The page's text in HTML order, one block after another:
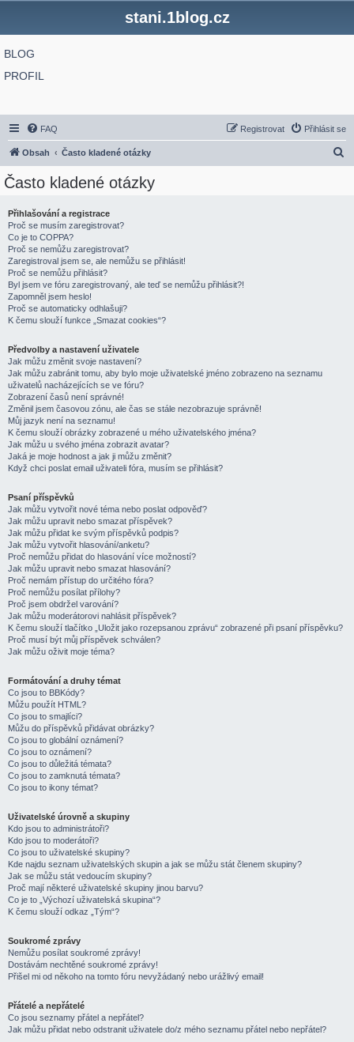
stani.1blog.cz
BLOG
PROFIL
FAQ Přihlásit se
Registrovat
Obsah Často kladené otázky
Často kladené otázky
Přihlašování a registrace
Proč se musím zaregistrovat?
Co je to COPPA?
Proč se nemůžu zaregistrovat?
Zaregistroval jsem se, ale nemůžu se přihlásit!
Proč se nemůžu přihlásit?
Byl jsem ve fóru zaregistrovaný, ale teď se nemůžu přihlásit?!
Zapomněl jsem heslo!
Proč se automaticky odhlašuji?
K čemu slouží funkce „Smazat cookies“?
Předvolby a nastavení uživatele
Jak můžu změnit svoje nastavení?
Jak můžu zabránit tomu, aby bylo moje uživatelské jméno zobrazeno na seznamu
uživatelů nacházejících se ve fóru?
Zobrazení časů není správné!
Změnil jsem časovou zónu, ale čas se stále nezobrazuje správně!
Můj jazyk není na seznamu!
K čemu slouží obrázky zobrazené u mého uživatelského jména?
Jak můžu u svého jména zobrazit avatar?
Jaká je moje hodnost a jak ji můžu změnit?
Když chci poslat email uživateli fóra, musím se přihlásit?
Psaní příspěvků
Jak můžu vytvořit nové téma nebo poslat odpověď?
Jak můžu upravit nebo smazat příspěvek?
Jak můžu přidat ke svým příspěvků podpis?
Jak můžu vytvořit hlasování/anketu?
Proč nemůžu přidat do hlasování více možností?
Jak můžu upravit nebo smazat hlasování?
Proč nemám přístup do určitého fóra?
Proč nemůžu posílat přílohy?
Proč jsem obdržel varování?
Jak můžu moderátorovi nahlásit příspěvek?
K čemu slouží tlačítko „Uložit jako rozepsanou zprávu“ zobrazené při psaní příspěvku?
Proč musí být můj příspěvek schválen?
Jak můžu oživit moje téma?
Formátování a druhy témat
Co jsou to BBKódy?
Můžu použít HTML?
Co jsou to smajlíci?
Můžu do příspěvků přidávat obrázky?
Co jsou to globální oznámení?
Co jsou to oznámení?
Co jsou to důležitá témata?
Co jsou to zamknutá témata?
Co jsou to ikony témat?
Uživatelské úrovně a skupiny
Kdo jsou to administrátoři?
Kdo jsou to moderátoři?
Co jsou to uživatelské skupiny?
Kde najdu seznam uživatelských skupin a jak se můžu stát členem skupiny?
Jak se můžu stát vedoucím skupiny?
Proč mají některé uživatelské skupiny jinou barvu?
Co je to „Výchozí uživatelská skupina“?
K čemu slouží odkaz „Tým“?
Soukromé zprávy
Nemůžu posílat soukromé zprávy!
Dostávám nechtěné soukromé zprávy!
Přišel mi od někoho na tomto fóru nevyžádaný nebo urážlivý email!
Přátelé a nepřátelé
Co jsou seznamy přátel a nepřátel?
Jak můžu přidat nebo odstranit uživatele do/z mého seznamu přátel nebo nepřátel?